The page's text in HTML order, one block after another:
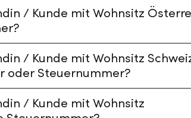
/ Kunde mit Wohnsitz
/ Kunde mit Wohnsitz
oder Steuernummer?
/ Kunde mit Wohnsitz